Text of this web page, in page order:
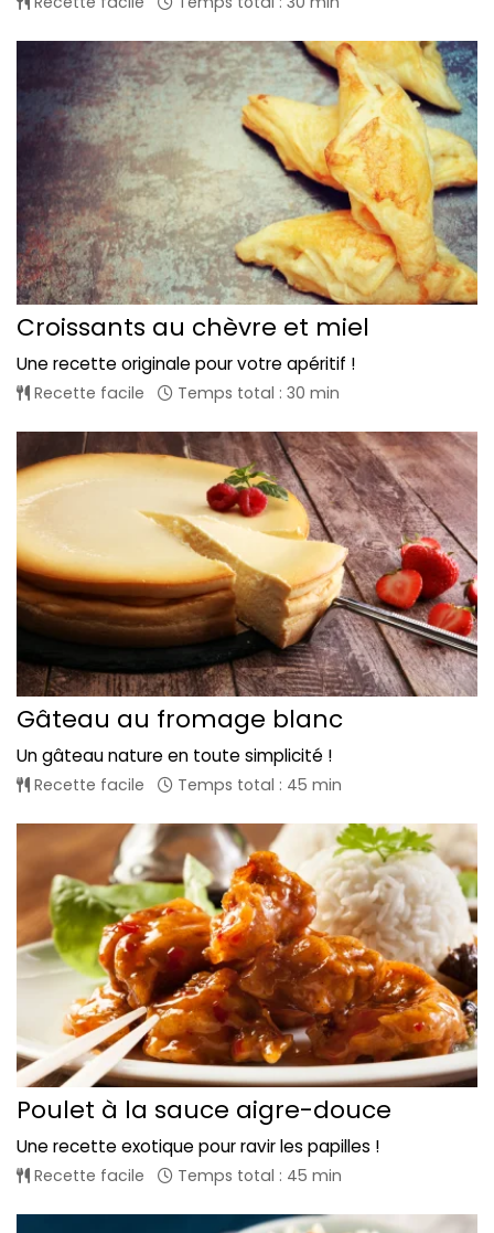
Croissants au chèvre et miel
Une recette originale pour votre apéritif !
Recette facile Temps total : 30 min
Gâteau au fromage blanc
Un gâteau nature en toute simplicité !
Recette facile Temps total : 45 min
Poulet à la sauce aigre-douce
Une recette exotique pour ravir les papilles !
Recette facile Temps total : 45 min